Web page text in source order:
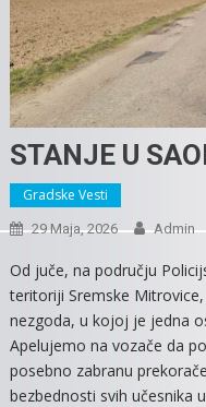
STANJE U
Gradske Vesti
29 Maja, 2026 Admin
Od juče, na području
teritoriji Sremske
nezgoda, u kojoj je jedna
Apelujemo na vozače da
posebno zabranu
bezbednosti svih učesnika